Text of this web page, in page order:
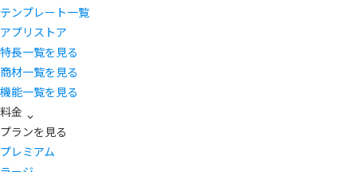
テンプレート一覧
アプリストア
特長一覧を見る
商材一覧を見る
機能一覧を見る
料金
プランを見る
プレミアム